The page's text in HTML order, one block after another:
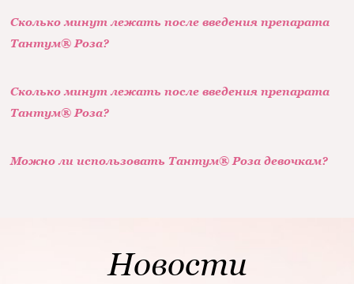
Сколько минут лежать после введения препарата
Тантум® Роза?
Сколько минут лежать после введения препарата
Тантум® Роза?
Можно ли использовать Тантум® Роза девочкам?
Новости